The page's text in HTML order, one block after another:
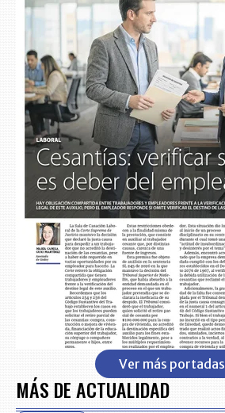
Ver más portadas
MÁS DE ACTUALIDAD